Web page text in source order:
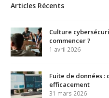
Articles Récents
Culture
commencer ?
1 avril 2026
Fuite de données
efficacement
31 mars 2026